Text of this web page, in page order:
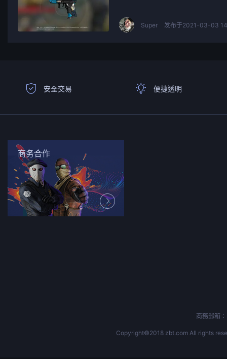
Super 发布于2021-03-03
安全交易 便捷透明
商务合作
商務郵箱
Copyright©2018 zbt.com All rights